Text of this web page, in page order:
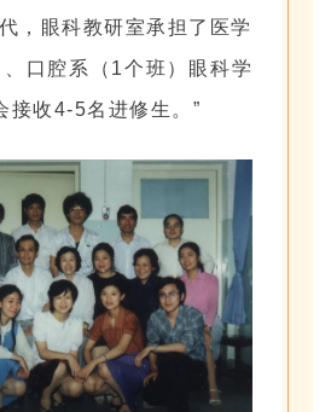
，眼科教研室承担了医学
口腔系（1个班）眼科学
接收4-5名进修生。”